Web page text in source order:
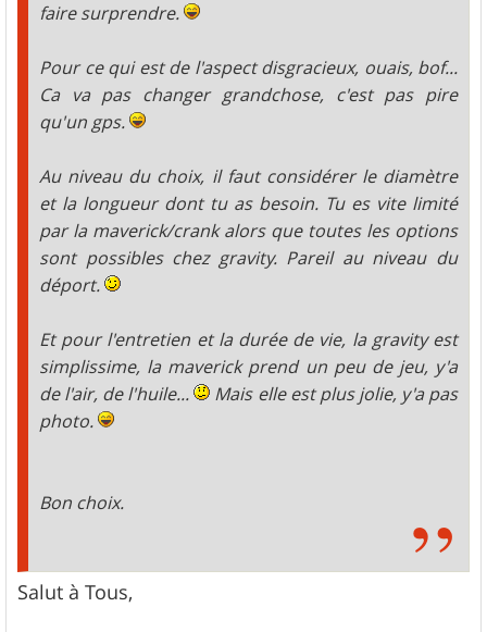
faire surprendre.
Pour ce qui est de l'aspect disgracieux, ouais, bof...
Ca va pas changer grandchose, c'est pas pire
qu'un gps.
Au niveau du choix, il faut considérer le diamètre
et la longueur dont tu as besoin. Tu es vite limité
par la maverick/crank alors que toutes les options
sont possibles chez gravity. Pareil au niveau du
déport.
Et pour l'entretien et la durée de vie, la gravity est
simplissime, la maverick prend un peu de jeu, y'a
de l'air, de l'huile...
Mais elle est plus jolie, y'a pas
photo.
Bon choix.
Salut à Tous,